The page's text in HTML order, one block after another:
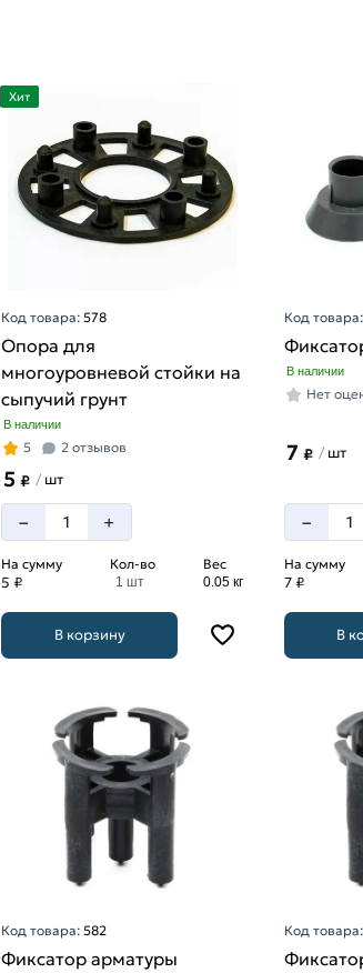
Хит
Код товара:578
Опора для
многоуровневой стойки на
сыпучий грунт
В наличии
5 2 отзывов
5₽ / шт
– +
На сумму
5 ₽
Кол-во
1 шт
Вес
0.05 кг
В корзину
Код
В наличии
Нет
7 ₽ /шт
–
На сумму
7 ₽
В
Код товара:582
Фиксатор арматуры
Код